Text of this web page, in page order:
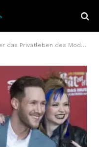
des Moderators bekannt ist